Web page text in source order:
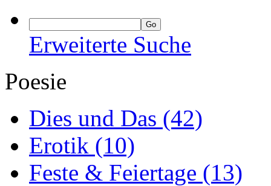
Erweiterte Suche
Poesie
Dies und Das (42)
Erotik (10)
Feste & Feiertage (13)